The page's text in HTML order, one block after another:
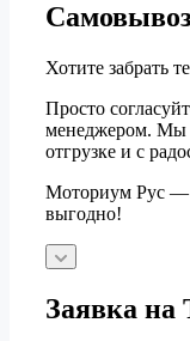
Самовывоз
Хотите забрать
Просто
менеджером. Мы
отгрузке и с
Моториум Рус —
выгодно!
Заявка на